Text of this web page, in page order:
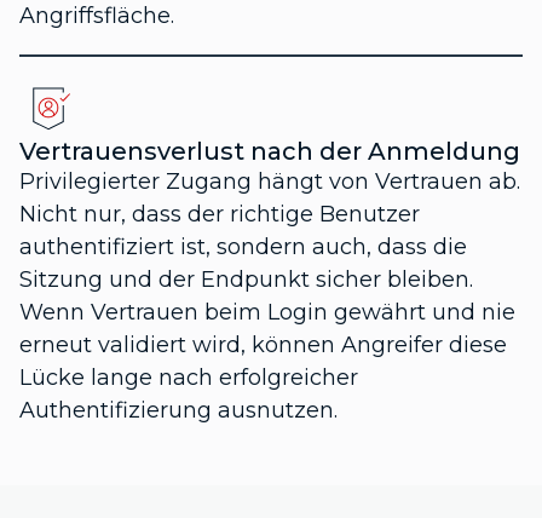
Angriffsfläche.
Vertrauensverlust nach der Anmeldung
Privilegierter Zugang hängt von Vertrauen ab.
Nicht nur, dass der richtige Benutzer
authentifiziert ist, sondern auch, dass die
Sitzung und der Endpunkt sicher bleiben.
Wenn Vertrauen beim Login gewährt und nie
erneut validiert wird, können Angreifer diese
Lücke lange nach erfolgreicher
Authentifizierung ausnutzen.